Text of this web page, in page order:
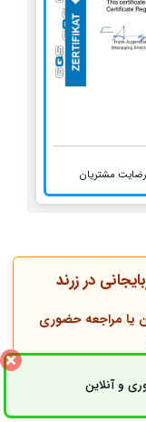
رضایت مشتریان
در زرند
یا مراجعه حضوری
و آنلاینثبت سفارش